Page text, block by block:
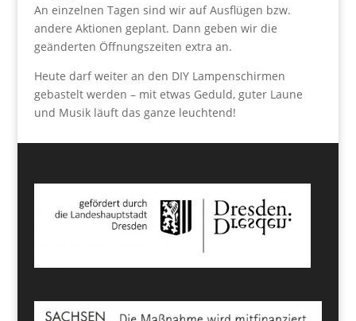
An einzelnen Tagen sind wir auf Ausflügen bzw.
andere Aktionen geplant. Dann geben wir die
geänderten Öffnungszeiten extra an.
Heute darf weiter an den DIY Lampenschirmen
gebastelt werden – mit etwas Geduld, guter Laune
und Musik läuft das ganze leuchtend!